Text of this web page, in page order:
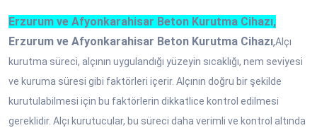
Erzurum ve Afyonkarahisar Beton Kurutma Cihazı,
Erzurum ve Afyonkarahisar Beton Kurutma Cihazı,Alçı
kurutma süreci, alçının uygulandığı yüzeyin sıcaklığı, nem seviyesi
ve kuruma süresi gibi faktörleri içerir. Alçının doğru bir şekilde
kurutulabilmesi için bu faktörlerin dikkatlice kontrol edilmesi
gereklidir. Alçı kurutucular, bu süreci daha verimli ve kontrol altında